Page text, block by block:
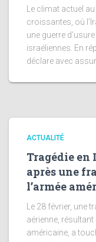
Le climat actuel
croissantes, où
une guerre
israéliennes. En
déclare avec
ACTUALITÉ
Tragédie en
après une
l’armée
Le 28 février, une
aérienne, résultant
américaine, a